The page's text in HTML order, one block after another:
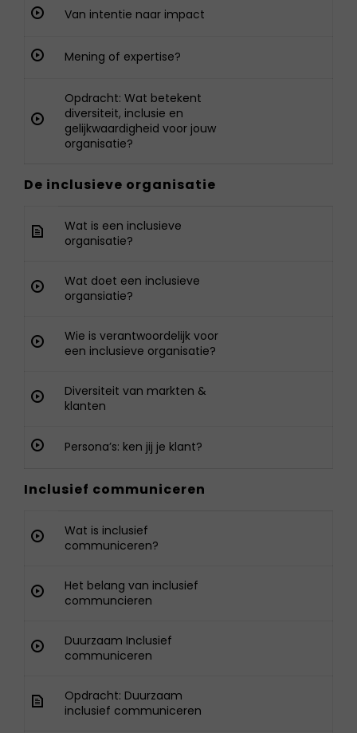
Van intentie naar impact
Mening of expertise?
Opdracht: Wat betekent
diversiteit, inclusie en
gelijkwaardigheid voor jouw
organisatie?
De inclusieve organisatie
Wat is een inclusieve
organisatie?
Wat doet een inclusieve
organsiatie?
Wie is verantwoordelijk voor
een inclusieve organisatie?
Diversiteit van markten &
klanten
Persona’s: ken jij je klant?
Inclusief communiceren
Wat is inclusief
communiceren?
Het belang van inclusief
communcieren
Duurzaam Inclusief
communiceren
Opdracht: Duurzaam
inclusief communiceren